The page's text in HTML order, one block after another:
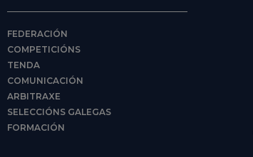
FEDERACIÓN
COMPETICIÓNS
TENDA
COMUNICACIÓN
ARBITRAXE
SELECCIÓNS GALEGAS
FORMACIÓN